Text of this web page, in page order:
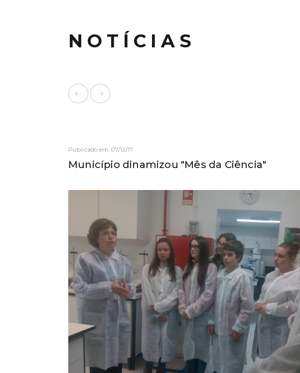
NOTÍCIAS
Publicado em 07/12/17
Município dinamizou "Mês da Ciência"